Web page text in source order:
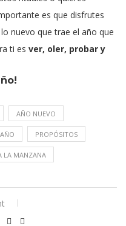
es que disfrutes
nuevo que trae el año que
ti es ver, oler, probar y
AÑO NUEVO
PROPÓSITOS
LA MANZANA